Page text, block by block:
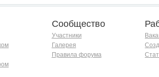
Сообщество
Участники
Галерея
Правила форума